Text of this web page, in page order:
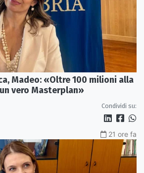
Madeo: «Oltre 100 milioni alla
vero Masterplan»
Condividi su:
21 ore fa